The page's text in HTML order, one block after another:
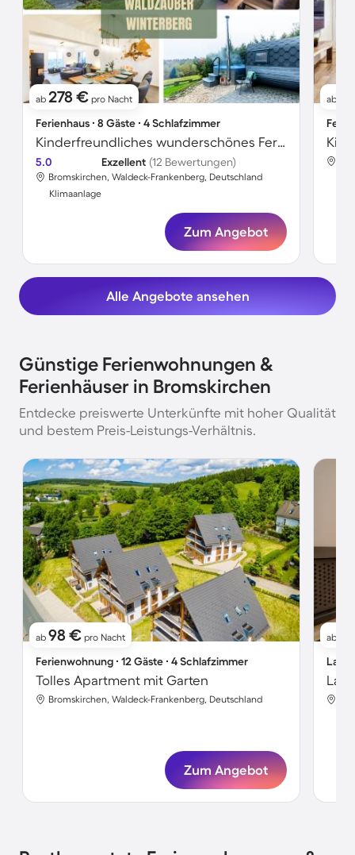
ab 278 € pro Nacht
Ferienhaus ∙ 8 Gäste ∙ 4 Schlafzimmer
Kinderfreundliches wunderschönes Ferienhaus mit Terrasse, privatem Pool und Garten | Naturblick | Hunde erlaubt
5.0 Exzellent (12 Bewertungen)
Bromskirchen, Waldeck-Frankenberg, Deutschland
Klimaanlage
Zum Angebot
ab
Alle Angebote ansehen
Günstige Ferienwohnungen &
Ferienhäuser in Bromskirchen
Entdecke preiswerte Unterkünfte mit hoher Qualität
und bestem Preis-Leistungs-Verhältnis.
ab 98 € pro Nacht
Ferienwohnung ∙ 12 Gäste ∙ 4 Schlafzimmer
Tolles Apartment mit Garten
Bromskirchen, Waldeck-Frankenberg, Deutschland
Zum Angebot
ab